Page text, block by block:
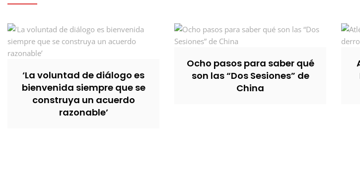
‘La voluntad de diálogo es
bienvenida siempre que se
construya un acuerdo
razonable’
Ocho pasos para saber qué
son las “Dos Sesiones” de
China